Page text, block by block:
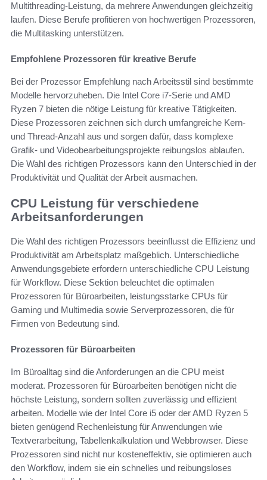
Multithreading-Leistung, da mehrere Anwendungen gleichzeitig
laufen. Diese Berufe profitieren von hochwertigen Prozessoren,
die Multitasking unterstützen.
Empfohlene Prozessoren für kreative Berufe
Bei der Prozessor Empfehlung nach Arbeitsstil sind bestimmte
Modelle hervorzuheben. Die Intel Core i7-Serie und AMD
Ryzen 7 bieten die nötige Leistung für kreative Tätigkeiten.
Diese Prozessoren zeichnen sich durch umfangreiche Kern-
und Thread-Anzahl aus und sorgen dafür, dass komplexe
Grafik- und Videobearbeitungsprojekte reibungslos ablaufen.
Die Wahl des richtigen Prozessors kann den Unterschied in der
Produktivität und Qualität der Arbeit ausmachen.
CPU Leistung für verschiedene
Arbeitsanforderungen
Die Wahl des richtigen Prozessors beeinflusst die Effizienz und
Produktivität am Arbeitsplatz maßgeblich. Unterschiedliche
Anwendungsgebiete erfordern unterschiedliche CPU Leistung
für Workflow. Diese Sektion beleuchtet die optimalen
Prozessoren für Büroarbeiten, leistungsstarke CPUs für
Gaming und Multimedia sowie Serverprozessoren, die für
Firmen von Bedeutung sind.
Prozessoren für Büroarbeiten
Im Büroalltag sind die Anforderungen an die CPU meist
moderat. Prozessoren für Büroarbeiten benötigen nicht die
höchste Leistung, sondern sollten zuverlässig und effizient
arbeiten. Modelle wie der Intel Core i5 oder der AMD Ryzen 5
bieten genügend Rechenleistung für Anwendungen wie
Textverarbeitung, Tabellenkalkulation und Webbrowser. Diese
Prozessoren sind nicht nur kosteneffektiv, sie optimieren auch
den Workflow, indem sie ein schnelles und reibungsloses